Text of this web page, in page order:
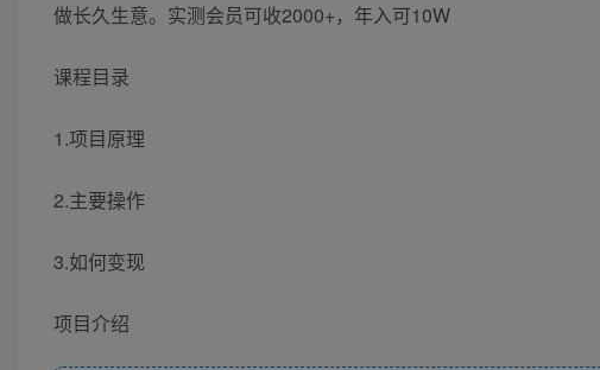
做长久生意。实测会员可收2000+，年入可10W
课程目录
1.项目原理
2.主要操作
3.如何变现
项目介绍